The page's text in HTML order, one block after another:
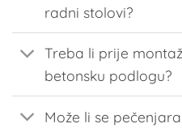
radni stolovi?
Treba li prije
betonsku podlogu?
Može li se